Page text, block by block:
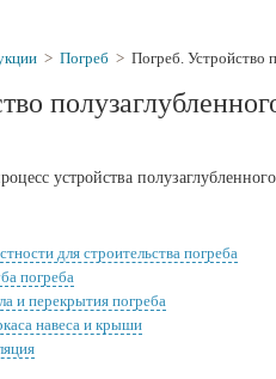
> Погреб > Погреб. Устройство
устройства
для строительства погреба
погреба
и перекрытия погреба
навеса и крыши